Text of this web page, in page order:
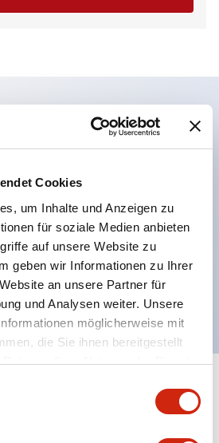
Cookies
um Inhalte und Anzeigen zu
für soziale Medien anbieten
auf unsere Website zu
geben wir Informationen zu Ihrer
an unsere Partner für
und Analysen weiter. Unsere
möglicherweise mit
die Sie ihnen bereitgestellt
Ihrer Nutzung der Dienste
IP65 komplett (IEC 60529)
flache Anschlussfläche
Serien mit einem Gehäuselänge
Alle erweitern+